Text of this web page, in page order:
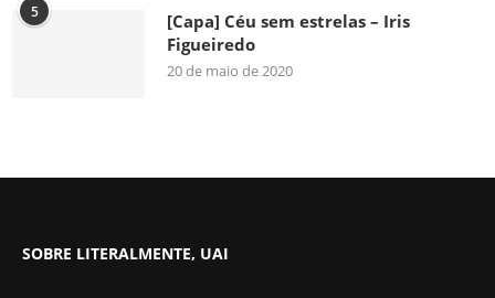
5
[Capa] Céu sem estrelas – Iris
Figueiredo
20 de maio de 2020
SOBRE LITERALMENTE, UAI